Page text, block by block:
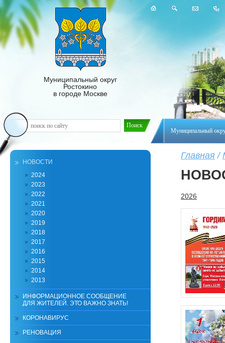
Муниципальный
Муниципальный округ
Ростокино
в городе Москве
Главная /
2026
НОВОСТИ
2024
2023
2022
2021
2020
2019
2018
2017
2016
2015
2014
2013
ИНФОРМАЦИОННОЕ СООБЩЕНИЕ
ДЛЯ ЖИТЕЛЕЙ. ЭТО ВАЖНО ЗНАТЬ!
КОРОНАВИРУС
РЕНОВАЦИЯ